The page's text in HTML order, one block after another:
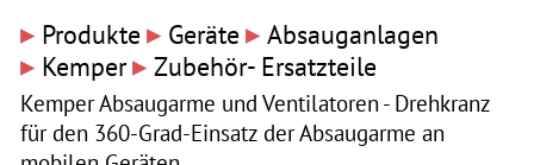
▸ Produkte ▸ Geräte ▸ Absauganlagen
▸ Kemper▸ Zubehör- Ersatzteile
Kemper Absaugarme und Ventilatoren - Drehkranz
für den 360-Grad-Einsatz der Absaugarme an